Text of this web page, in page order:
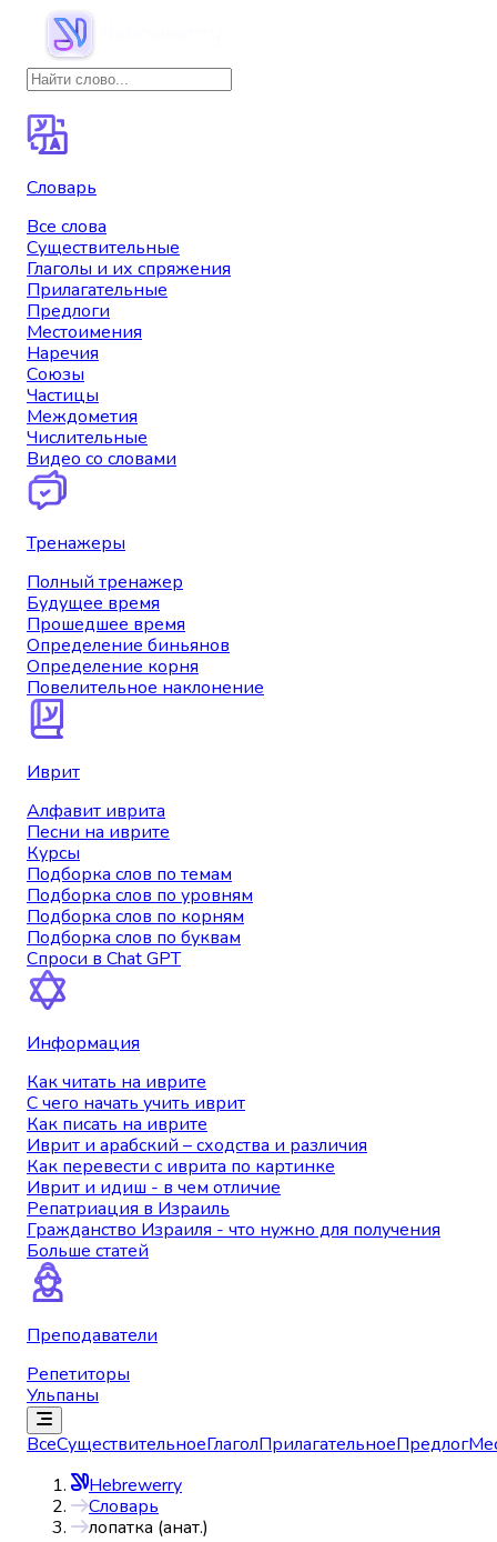
Словарь
Все слова
Существительные
Глаголы и их спряжения
Прилагательные
Предлоги
Местоимения
Наречия
Союзы
Частицы
Междометия
Числительные
Видео со словами
Тренажеры
Полный тренажер
Будущее время
Прошедшее время
Определение биньянов
Определение корня
Повелительное наклонение
Иврит
Алфавит иврита
Песни на иврите
Курсы
Подборка слов по темам
Подборка слов по уровням
Подборка слов по корням
Подборка слов по буквам
Спроси в Chat GPT
Информация
Как читать на иврите
С чего начать учить иврит
Как писать на иврите
Иврит и арабский – сходства и различия
Как перевести с иврита по картинке
Иврит и идиш - в чем отличие
Репатриация в Израиль
Гражданство Израиля - что нужно для получения
Больше статей
Преподаватели
Репетиторы
Ульпаны
ВсеСуществительноеГлаголПрилагательноеПредлог
Hebrewerry
Словарь
лопатка (анат.)